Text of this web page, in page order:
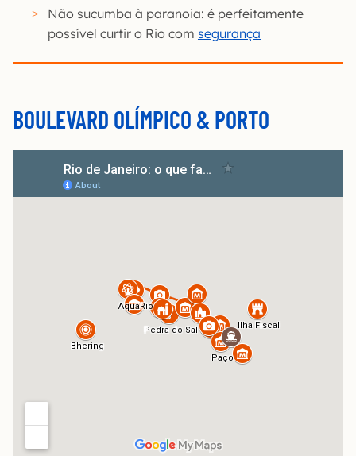
Não sucumba à paranoia: é perfeitamente
possível curtir o Rio com segurança
BOULEVARD OLÍMPICO & PORTO